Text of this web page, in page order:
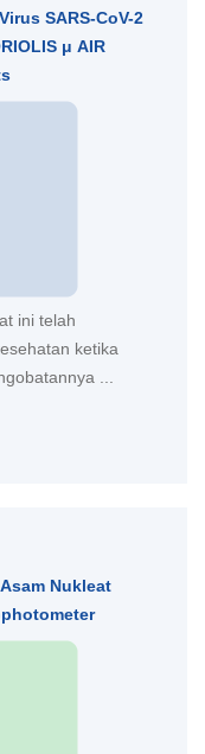
SARS-CoV-2
μ AIR
ini telah
ketika
...
Nukleat